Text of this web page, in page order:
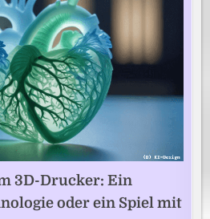
3D-Drucker: Ein
oder ein Spiel mit